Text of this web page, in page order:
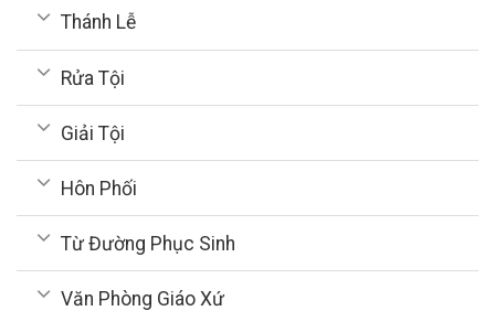
Thánh Lễ
Rửa Tội
Giải Tội
Hôn Phối
Từ Đường Phục Sinh
Văn Phòng Giáo Xứ